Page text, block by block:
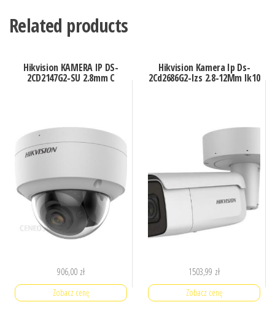
Related products
Hikvision KAMERA IP DS-
2CD2147G2-SU 2.8mm C
906,00 zł
Zobacz cenę
Hikvision Kamera Ip Ds-
2Cd2686G2-Izs 2.8-12Mm Ik10
1503,99 zł
Zobacz cenę